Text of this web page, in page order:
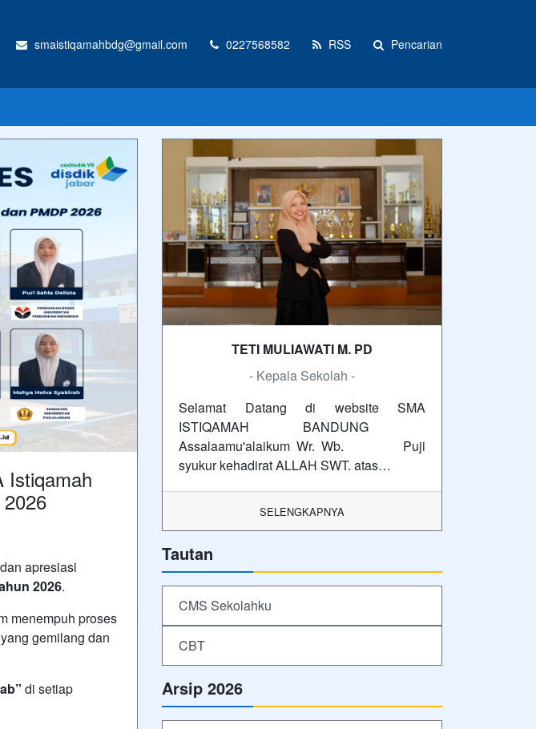
smaistiqamahbdg@gmail.com 0227568582 RSS Pencarian
Istiqamah
apresiasi
2026.
menempuh proses
gemilang dan
di setiap
TETI MULIAWATI M. PD
- Kepala Sekolah -
Selamat Datang di website SMA
ISTIQAMAH BANDUNG
Assalaamu'alaikum Wr. Wb. Puji
syukur kehadirat ALLAH SWT. atas…
SELENGKAPNYA
Tautan
CMS Sekolahku
CBT
Arsip 2026